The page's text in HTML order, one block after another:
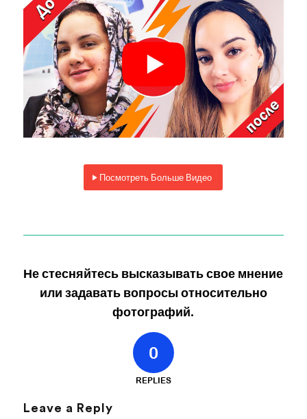
Посмотреть Больше Видео
Не стесняйтесь высказывать свое мнение
или задавать вопросы относительно
фотографий.
0
REPLIES
Leave a Reply